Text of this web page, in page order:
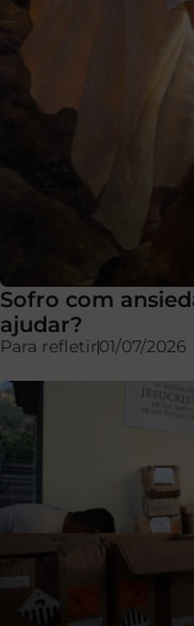
Sofro com
ajudar?
Para refletir01/07/2026